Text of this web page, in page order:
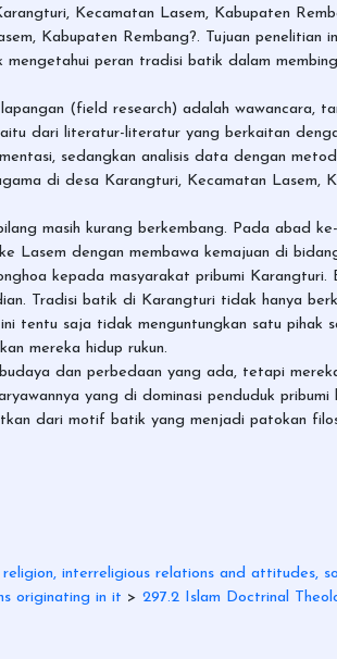
Kecamatan Lasem, Kabupaten
Kabupaten Rembang?. Tujuan penelitian
peran tradisi batik dalam
(field research) adalah wawancara,
dari literatur-literatur yang berkaitan
sedangkan analisis data dengan
di desa Karangturi, Kecamatan Lasem,
masih kurang berkembang. Pada abad
Lasem dengan membawa kemajuan di
kepada masyarakat pribumi Karangturi.
Tradisi batik di Karangturi tidak hanya
tentu saja tidak menguntungkan satu pihak
mereka hidup rukun.
dan perbedaan yang ada, tetapi
yang di dominasi penduduk pribumi
dari motif batik yang menjadi patokan
interreligious relations and attitudes,
originating in it > 297.2 Islam Doctrinal